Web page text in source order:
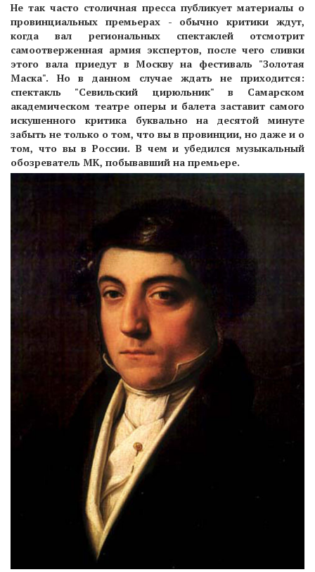
Не так часто столичная пресса публикует материалы о
провинциальных премьерах - обычно критики ждут,
когда вал региональных спектаклей отсмотрит
самоотверженная армия экспертов, после чего сливки
этого вала приедут в Москву на фестиваль "Золотая
Маска". Но в данном случае ждать не приходится:
спектакль "Севильский цирюльник" в Самарском
академическом театре оперы и балета заставит самого
искушенного критика буквально на десятой минуте
забыть не только о том, что вы в провинции, но даже и о
том, что вы в России. В чем и убедился музыкальный
обозреватель МК, побывавший на премьере.